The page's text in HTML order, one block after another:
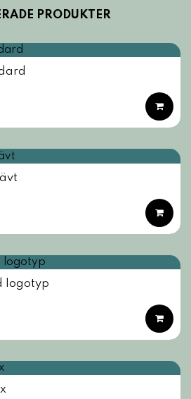
PRODUKTER
logotyp